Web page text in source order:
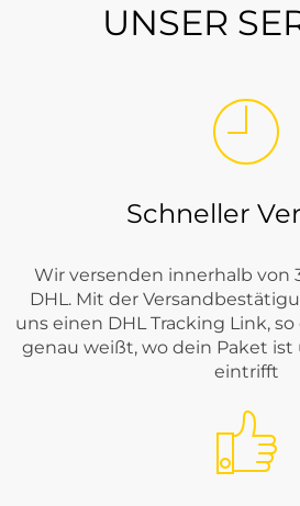
UNSER
Schneller
Wir versenden innerhalb von
DHL. Mit der
uns einen DHL Tracking Link,
genau weißt, wo dein Paket ist
eintrifft